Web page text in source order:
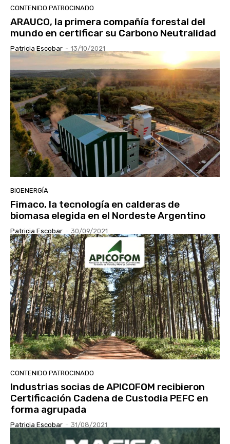
CONTENIDO PATROCINADO
ARAUCO, la primera compañía forestal del
mundo en certificar su Carbono Neutralidad
Patricia Escobar - 13/10/2021
BIOENERGÍA
Fimaco, la tecnología en calderas de
biomasa elegida en el Nordeste Argentino
Patricia Escobar - 30/09/2021
CONTENIDO PATROCINADO
Industrias socias de APICOFOM recibieron
Certificación Cadena de Custodia PEFC en
forma agrupada
Patricia Escobar - 31/08/2021